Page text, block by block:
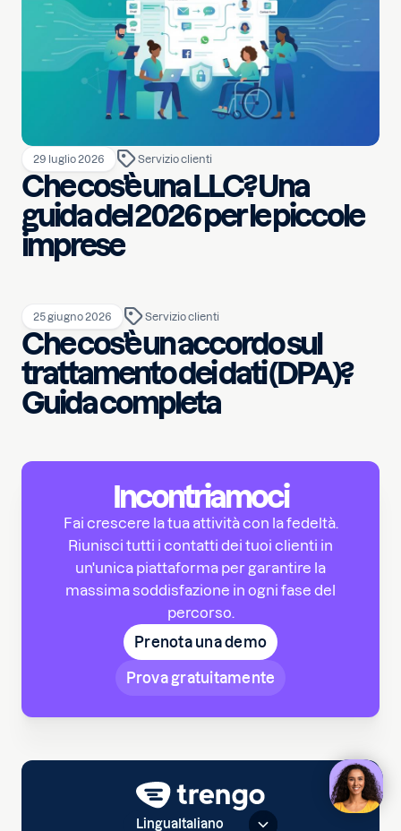
29 luglio 2026 Servizio clienti
Che cos’è una LLC? Una
guida del 2026 per le piccole
imprese
25 giugno 2026 Servizio clienti
Che cos’è un accordo sul
trattamento dei dati (DPA)?
Guida completa
Incontriamoci
Fai crescere la tua attività con la fedeltà.
Riunisci tutti i contatti dei tuoi clienti in
un'unica piattaforma per garantire la
massima soddisfazione in ogni fase del
percorso.
Prenota una demo
Prova gratuitamente
Lingua Italiano